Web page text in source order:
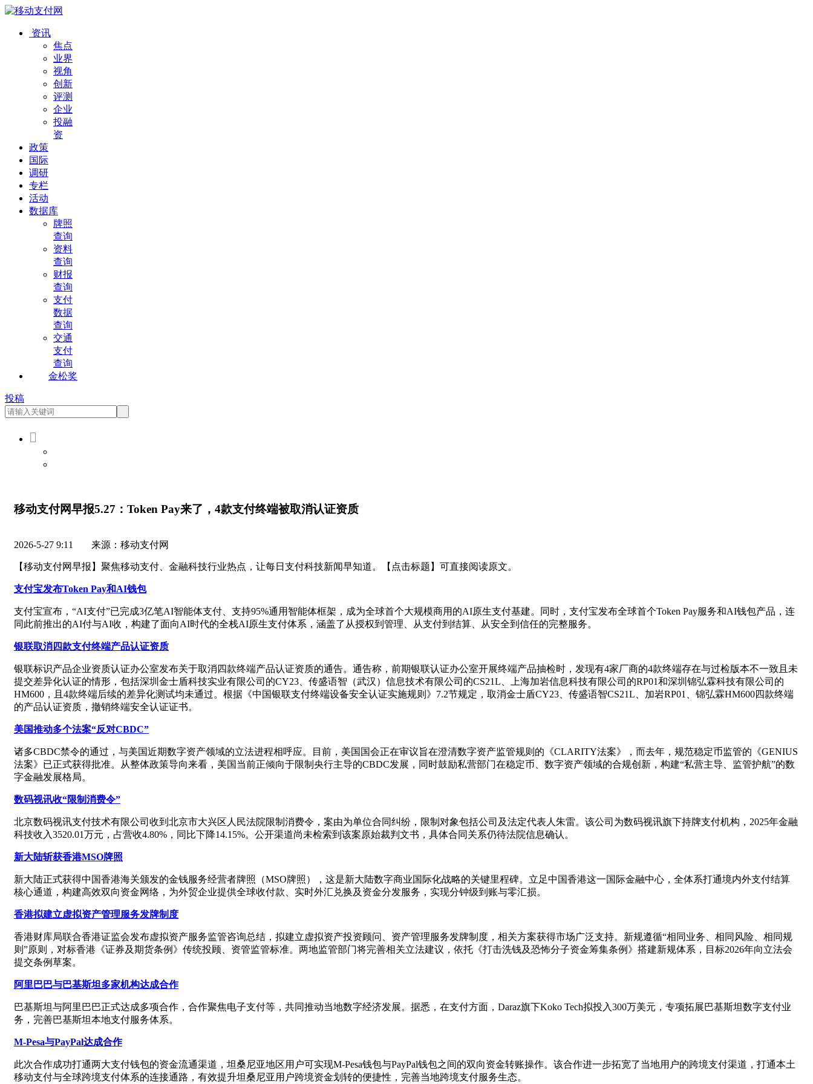
资讯
焦点
业界
视角
创新
评测
企业
投融
资
政策
国际
调研
专栏
活动
数据库
牌照
查询
资料
查询
财报
查询
支付
数据
查询
交通
支付
查询
金松奖
投稿

移动支付网早报5.27：Token Pay来了，4款支付终端被取消认证资质
2026-5-27 9:11 来源：移动支付网
【移动支付网早报】聚焦移动支付、金融科技行业热点，让每日支付科技新闻早知道。【点击标题】可直接阅读原文。
支付宝发布Token Pay和AI钱包
支付宝宣布，“AI支付”已完成3亿笔AI智能体支付、支持95%通用智能体框架，成为全球首个大规模商用的AI原生支付基建。同时，支付宝发布全球首个Token Pay服务和AI钱包产品，连
同此前推出的AI付与AI收，构建了面向AI时代的全栈AI原生支付体系，涵盖了从授权到管理、从支付到结算、从安全到信任的完整服务。
银联取消四款支付终端产品认证资质
银联标识产品企业资质认证办公室发布关于取消四款终端产品认证资质的通告。通告称，前期银联认证办公室开展终端产品抽检时，发现有4家厂商的4款终端存在与过检版本不一致且未
提交差异化认证的情形，包括深圳金士盾科技实业有限公司的CY23、传盛语智（武汉）信息技术有限公司的CS21L、上海加岩信息科技有限公司的RP01和深圳锦弘霖科技有限公司的
HM600，且4款终端后续的差异化测试均未通过。根据《中国银联支付终端设备安全认证实施规则》7.2节规定，取消金士盾CY23、传盛语智CS21L、加岩RP01、锦弘霖HM600四款终端
的产品认证资质，撤销终端安全认证证书。
美国推动多个法案“反对CBDC”
诸多CBDC禁令的通过，与美国近期数字资产领域的立法进程相呼应。目前，美国国会正在审议旨在澄清数字资产监管规则的《CLARITY法案》，而去年，规范稳定币监管的《GENIUS
法案》已正式获得批准。从整体政策导向来看，美国当前正倾向于限制央行主导的CBDC发展，同时鼓励私营部门在稳定币、数字资产领域的合规创新，构建“私营主导、监管护航”的数
字金融发展格局。
数码视讯收“限制消费令”
北京数码视讯支付技术有限公司收到北京市大兴区人民法院限制消费令，案由为单位合同纠纷，限制对象包括公司及法定代表人朱雷。该公司为数码视讯旗下持牌支付机构，2025年金融
科技收入3520.01万元，占营收4.80%，同比下降14.15%。公开渠道尚未检索到该案原始裁判文书，具体合同关系仍待法院信息确认。
新大陆斩获香港MSO牌照
新大陆正式获得中国香港海关颁发的金钱服务经营者牌照（MSO牌照），这是新大陆数字商业国际化战略的关键里程碑。立足中国香港这一国际金融中心，全体系打通境内外支付结算
核心通道，构建高效双向资金网络，为外贸企业提供全球收付款、实时外汇兑换及资金分发服务，实现分钟级到账与零汇损。
香港拟建立虚拟资产管理服务发牌制度
香港财库局联合香港证监会发布虚拟资产服务监管咨询总结，拟建立虚拟资产投资顾问、资产管理服务发牌制度，相关方案获得市场广泛支持。新规遵循“相同业务、相同风险、相同规
则”原则，对标香港《证券及期货条例》传统投顾、资管监管标准。两地监管部门将完善相关立法建议，依托《打击洗钱及恐怖分子资金筹集条例》搭建新规体系，目标2026年向立法会
提交条例草案。
阿里巴巴与巴基斯坦多家机构达成合作
巴基斯坦与阿里巴巴正式达成多项合作，合作聚焦电子支付等，共同推动当地数字经济发展。据悉，在支付方面，Daraz旗下Koko Tech拟投入300万美元，专项拓展巴基斯坦数字支付业
务，完善巴基斯坦本地支付服务体系。
M-Pesa与PayPal达成合作
此次合作成功打通两大支付钱包的资金流通渠道，坦桑尼亚地区用户可实现M-Pesa钱包与PayPal钱包之间的双向资金转账操作。该合作进一步拓宽了当地用户的跨境支付渠道，打通本土
移动支付与全球跨境支付体系的连接通路，有效提升坦桑尼亚用户跨境资金划转的便捷性，完善当地跨境支付服务生态。